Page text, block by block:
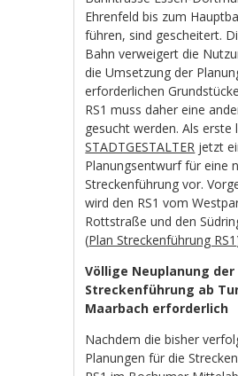
Ehrenfeld bis zum
führen, sind gescheitert.
Bahn verweigert die
die Umsetzung der
erforderlichen
RS1 muss daher eine
gesucht werden. Als erste
STADTGESTALTER jetzt
Planungsentwurf für eine
Streckenführung vor.
wird den RS1 vom
Rottstraße und den
(Plan Streckenführung RS1
Völlige Neuplanung der
Streckenführung ab
Maarbach erforderlich
Nachdem die bisher
Planungen für die